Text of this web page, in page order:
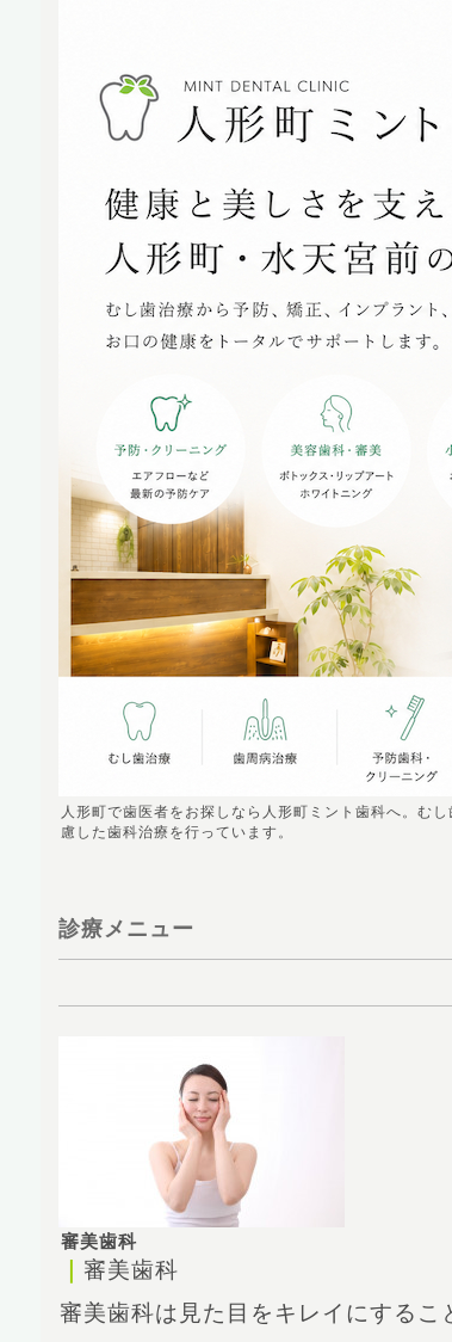
人形町で歯医者をお探しなら人形町ミント歯科へ。む
慮した歯科治療を行っています。
診療メニュー
審美歯科
審美歯科
審美歯科は見た目をキレイにするこ